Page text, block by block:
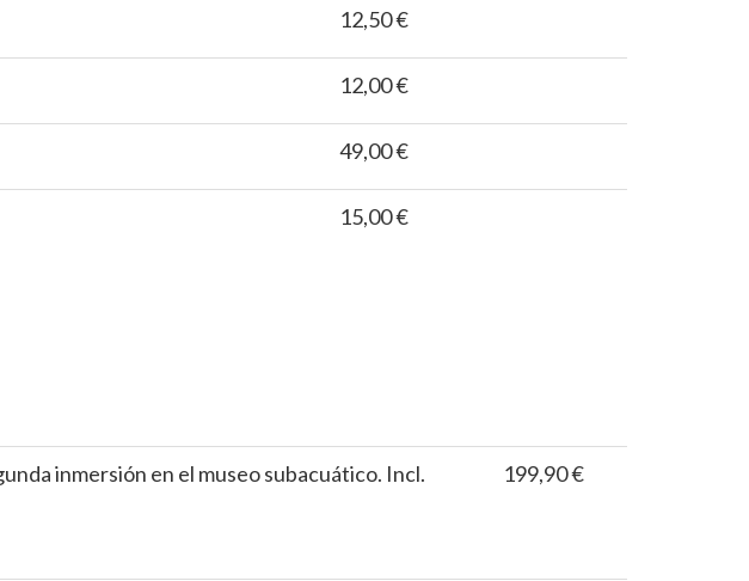
12,50 €
12,00 €
49,00 €
15,00 €
inmersión en el museo subacuático. Incl.
199,90 €